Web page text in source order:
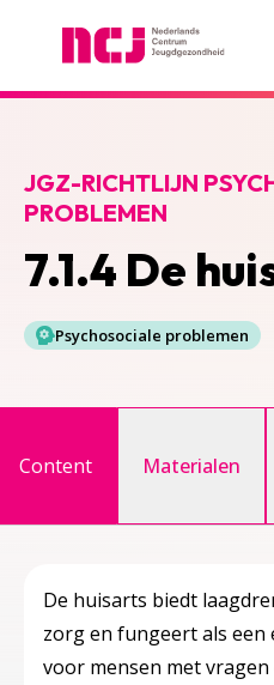
7.1.4 De
JGZ-RICHTLIJN
PROBLEMEN
Psychosociale problemen
Content Materialen
De huisarts biedt
zorg en fungeert als
voor mensen met